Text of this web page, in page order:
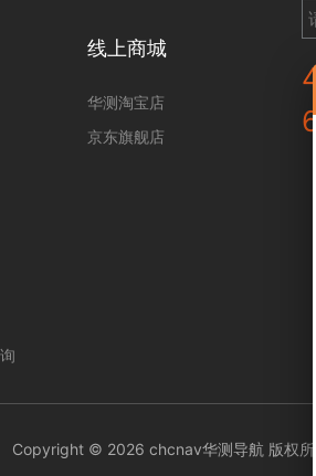
线上商城
华测淘宝店
京东旗舰店
Copyright © 2026 chcnav华测导航 版权所